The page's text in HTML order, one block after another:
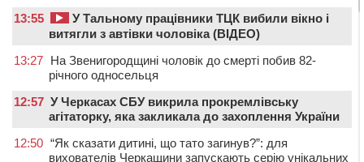
13:55
У Тальному працівники ТЦК вибили вікно і
витягли з автівки чоловіка (ВІДЕО)
13:27 На Звенигородщині чоловік до смерті побив 82-
річного односельця
12:57 У Черкасах СБУ викрила прокремлівську
агітаторку, яка закликала до захоплення України
12:50 “Як сказати дитині, що тато загинув?”: для
вихователів Черкащини запускають серію унікальних